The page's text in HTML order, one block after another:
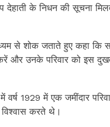
देहाती के निधन की सूचना
से शोक जताते हुए कहा कि
करें और उनके परिवार को इस
वर्ष 1929 में एक जमींदार
करते थे।